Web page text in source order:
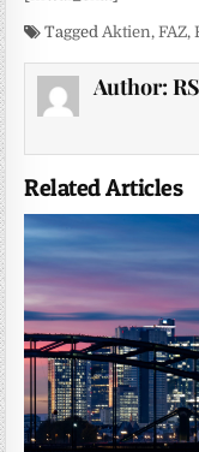
Tagged Aktien,FAZ,
Author:
Related Articles